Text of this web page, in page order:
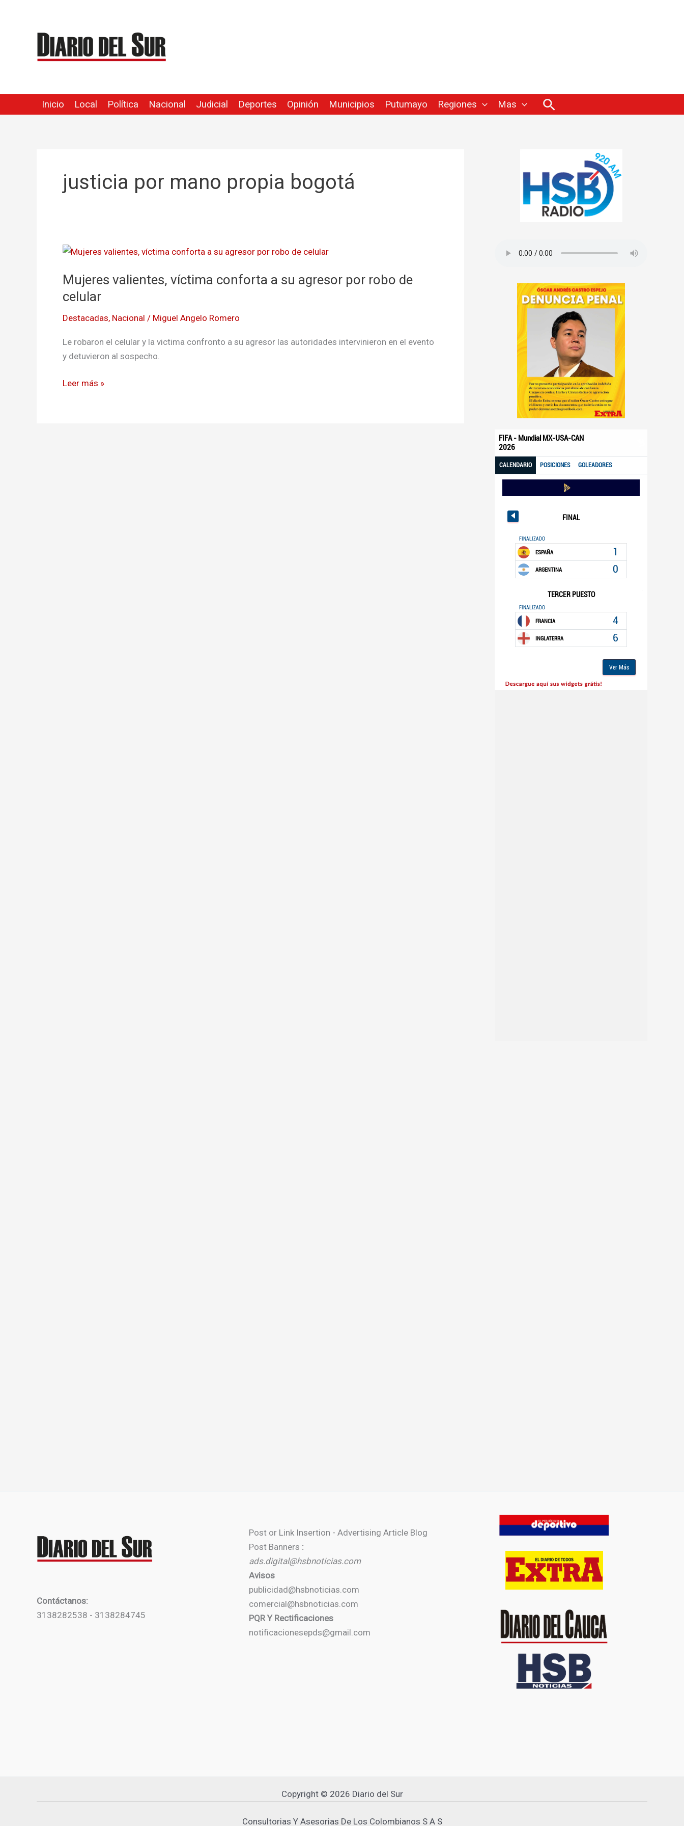
contenido
Inicio Local Política Nacional Judicial Deportes Opinión Municipios Putumayo Regiones Mas Buscar
justicia por mano propia bogotá
Mujeres valientes, víctima conforta a su agresor por robo de
celular
Destacadas, Nacional / Miguel Angelo Romero
Le robaron el celular y la victima confronto a su agresor las autoridades intervinieron en el evento
y detuvieron al sospecho.
Mujeres
víctima
conforta
su
de
Leer más »
Contáctanos:
3138282538 - 3138284745
Post or Link Insertion - Advertising Article Blog
Post Banners :
ads.digital@hsbnoticias.com
Avisos
publicidad@hsbnoticias.com
comercial@hsbnoticias.com
PQR Y Rectificaciones
notificacionesepds@gmail.com
Copyright © 2026 Diario del Sur
Consultorias Y Asesorias De Los Colombianos S A S